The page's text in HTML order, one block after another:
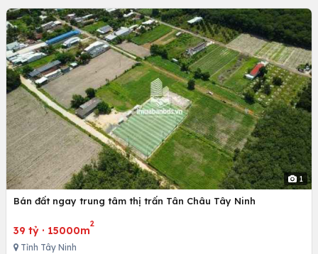
1
Bán đất ngay trung tâm thị trấn Tân Châu Tây Ninh
39 tỷ · 15000m
2
Tỉnh Tây Ninh